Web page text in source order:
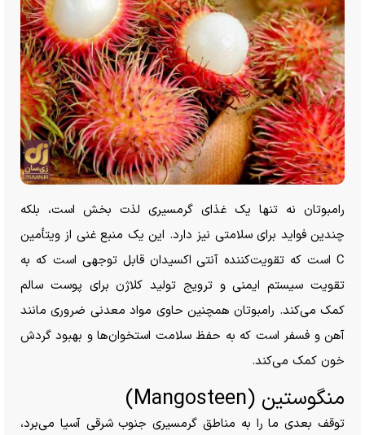
رامبوتان نه تنها یک غذای گرمسیری لذت بخش است، بلکه
چندین فواید برای سلامتی نیز دارد. این یک منبع غنی از ویتأمین
C است که تقویت‌کننده آنتی اکسیدان قابل توجهی است که به
تقویت سیستم ایمنی و ترویج تولید کلاژن برای پوست سالم
کمک می‌کند. رامبوتان همچنین حاوی مواد معدنی ضروری مانند
آهن و فسفر است که به حفظ سلامت استخوان‌ها و بهبود گردش
خون کمک می‌کند.
منگوستین (Mangosteen)
توقف بعدی ما را به مناطق گرمسیری جنوب شرقی آسیا می‌برد،